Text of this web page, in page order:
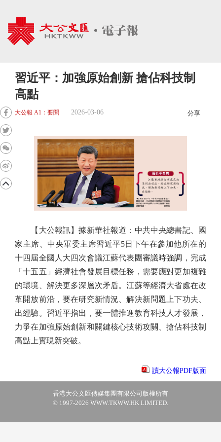
習近平：加強原始創新 搶佔科技制
高點
大公報 A1：要聞 2026-03-06 分享
【大公報訊】據新華社報道：中共中央總書記、國
家主席、中央軍委主席習近平5日下午在參加他所在的
十四屆全國人大四次會議江蘇代表團審議時強調，完成
「十五五」經濟社會發展目標任務，需要應對更加複雜
的環境、解決更多深層次矛盾。江蘇等經濟大省處在改
革開放前沿，要在研究新情況、解決新問題上下功夫、
出經驗。習近平指出，要一體推進教育科技人才發展，
力爭在加強原始創新和關鍵核心技術攻關、搶佔科技制
高點上實現新突破。
讀大公報PDF版面
香港大公文匯傳媒集團有限公司版權所有
© 1997-2026 WWW.TKWW.HK LIMITED.